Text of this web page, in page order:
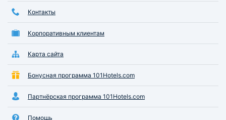
Контакты
Корпоративным клиентам
Карта сайта
Бонусная программа 101Hotels.com
Партнёрская программа 101Hotels.com
Помощь